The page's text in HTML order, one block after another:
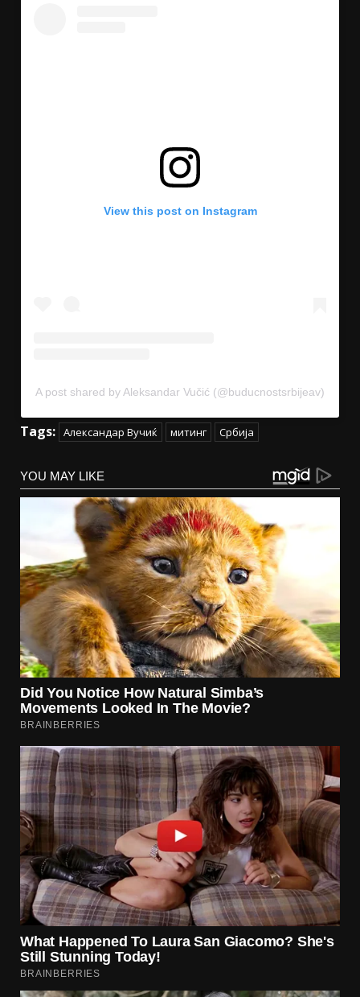
View this post on Instagram
A post shared by Aleksandar Vučić (@buducnostsrbijeav)
Tags: Александар Вучиќ митинг Србија